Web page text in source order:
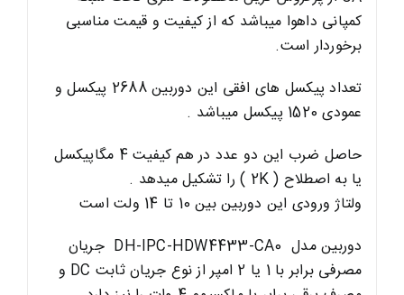
کمپانی داهوا میباشد که از کیفیت و قیمت مناسبی
برخوردار است.
تعداد پیکسل های افقی این دوربین 2688 پیکسل و
عمودی 1520 پیکسل میباشد .
حاصل ضرب این دو عدد در هم کیفیت 4 مگاپیکسل
یا به اصطلاح ( 2K ) را تشکیل میدهد .
ولتاژ ورودی این دوربین بین 10 تا 14 ولت است
دوربین مدل DH-IPC-HDW4433-CA0 جریان
مصرفی برابر با 1 یا 2 امپر از نوع جریان ثابت DC و